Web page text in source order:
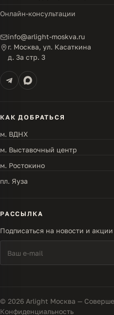
Онлайн-консультации
info@arlight-moskva.ru
г. Москва, ул. Касаткина
д. 3а стр. 3
КАК ДОБРАТЬСЯ
м. ВДНХ
м. Выставочный центр
м. Ростокино
пл. Яуза
РАССЫЛКА
Подписаться на новости и акции
© 2026 Arlight Москва —
Конфиденциальность